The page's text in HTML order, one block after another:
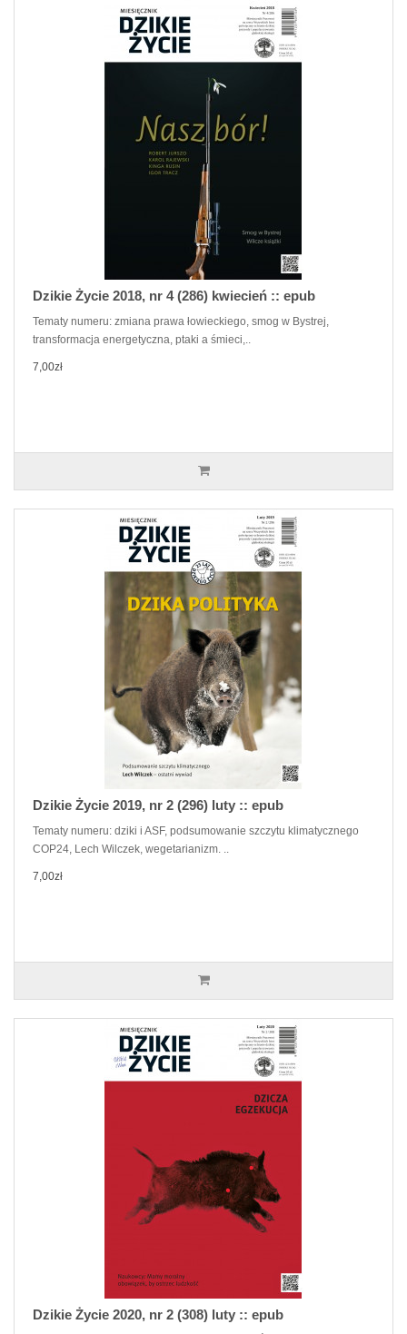
Dzikie Życie 2018, nr 4 (286) kwiecień :: epub
Tematy numeru: zmiana prawa łowieckiego, smog w Bystrej,
transformacja energetyczna, ptaki a śmieci,..
7,00zł
Dzikie Życie 2019, nr 2 (296) luty :: epub
Tematy numeru: dziki i ASF, podsumowanie szczytu klimatycznego
COP24, Lech Wilczek, wegetarianizm. ..
7,00zł
Dzikie Życie 2020, nr 2 (308) luty :: epub